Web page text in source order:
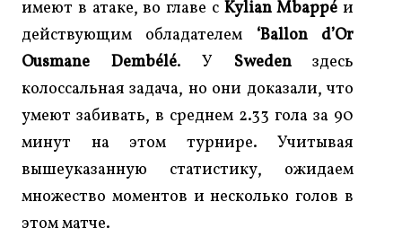
имеют в атаке, во главе с Kylian Mbappé и
действующим обладателем ‘Ballon d’Or
Ousmane Dembélé. У Swedenздесь
колоссальная задача, но они доказали, что
умеют забивать, в среднем 2.33 гола за 90
минут на этом турнире. Учитывая
вышеуказанную статистику, ожидаем
множество моментов и несколько голов в
этом матче.